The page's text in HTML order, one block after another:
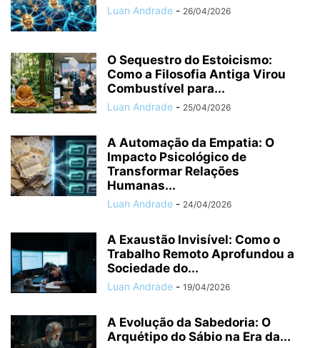
Luan Andrade - 26/04/2026
O Sequestro do Estoicismo:
Como a Filosofia Antiga Virou
Combustível para...
Luan Andrade - 25/04/2026
A Automação da Empatia: O
Impacto Psicológico de
Transformar Relações
Humanas...
Luan Andrade - 24/04/2026
A Exaustão Invisível: Como o
Trabalho Remoto Aprofundou a
Sociedade do...
Luan Andrade - 19/04/2026
A Evolução da Sabedoria: O
Arquétipo do Sábio na Era da...